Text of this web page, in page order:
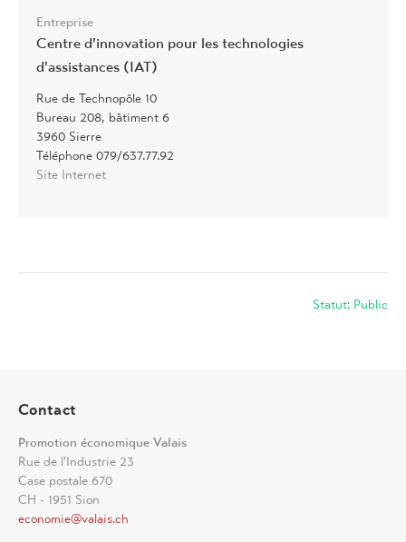
Entreprise
Centre d'innovation pour les technologies
d'assistances (IAT)
Rue de Technopôle 10
Bureau 208, bâtiment 6
3960 Sierre
Téléphone 079/637.77.92
Site Internet
Statut: Public
Contact
Promotion économique Valais
Rue de l'Industrie 23
Case postale 670
CH - 1951 Sion
economie@valais.ch